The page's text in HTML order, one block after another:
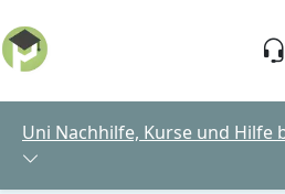
Uni Nachhilfe, Kurse und Hilfe